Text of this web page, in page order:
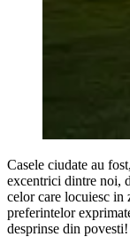
Casele ciudate au
excentrici dintre noi,
celor care locuiesc in
preferintelor
desprinse din povesti!